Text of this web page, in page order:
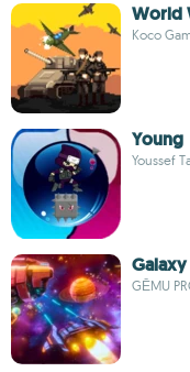
World
Koco
Young
Youssef
GĒMU